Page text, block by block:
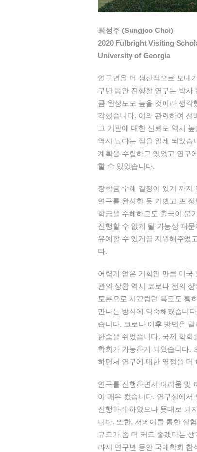
최성주 (Sungjoo Choi)
2020 Fulbright Visiting
University of Georgia
연구년을 더 생산적으로 보내
구년 동안 진행할 연구는 박사
큼 완성도도 높을 것이라 생각
각했습니다. 이와 관련하여
고 기관에 대한 신뢰도 역시
역시 높다는 점을 알게 되었습
계획을 수립하고 있었고 연구
할 수 있었습니다.
장학금 수혜 결정이 있기 까지
연구를 완성한 듯 기뻤고 또
학금을 수혜하고도 출국이 불
진행할 수 없게 될 가능성 때
유예할 수 있게끔 지원해주었
다.
어렵게 얻은 기회인 만큼 미국
관의 상황 역시 코로나 전의
토론으로 시끄럽던 복도도 휑
만나는 방식에 익숙해졌습니
습니다. 코로나 이후 방법은
한숨을 쉬었습니다. 국제 학회
학회가 가능하게 되었습니다.
하면서 연구에 대한 열정을 더
연구를 진행하면서 어려움 및
이 매우 컸습니다. 연구실에서
진행하려 하였으나 뜻대로 되
니다. 또한, 서베이를 통한 실
규모가 좀 더 커도 좋겠다는
라서 연구년 동안 국제학회 참